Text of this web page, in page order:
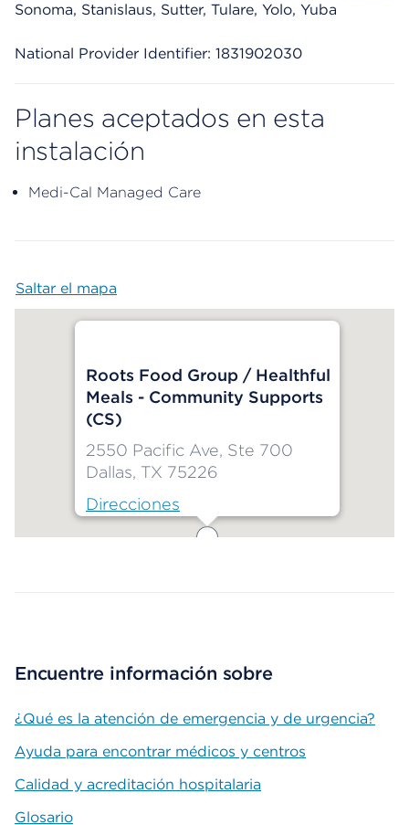
Sonoma, Stanislaus, Sutter, Tulare, Yolo, Yuba
National Provider Identifier: 1831902030
Planes aceptados en esta
instalación
Medi-Cal Managed Care
Saltar el mapa
Roots Food Group / Healthful
Meals - Community Supports
(CS)
2550 Pacific Ave, Ste 700
Dallas, TX 75226
Direcciones
Encuentre información sobre
¿Qué es la atención de emergencia y de urgencia?
Ayuda para encontrar médicos y centros
Calidad y acreditación hospitalaria
Glosario